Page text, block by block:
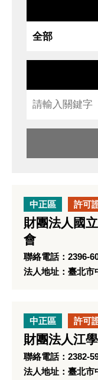
中正區 許可
財團法人國
會
聯絡電話：2396-
法人地址：臺北市
中正區 許可
財團法人江
聯絡電話：2382-
法人地址：臺北市